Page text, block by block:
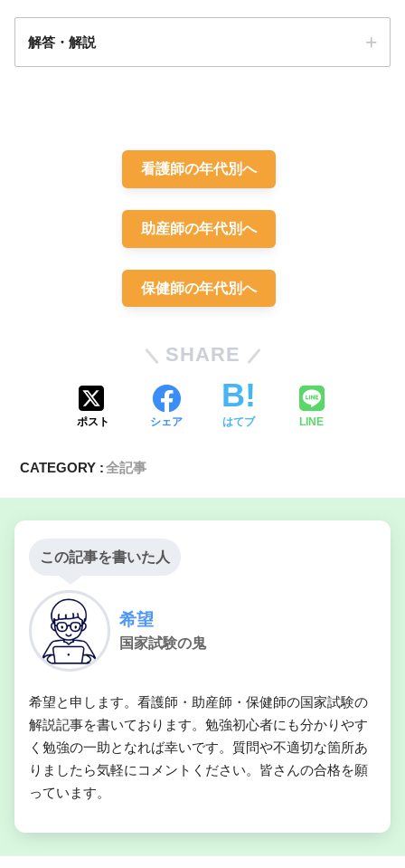
解答・解説
看護師の年代別へ
助産師の年代別へ
保健師の年代別へ
SHARE
ポスト シェア はてブ LINE
CATEGORY :全記事
この記事を書いた人
希望
国家試験の鬼
希望と申します。看護師・助産師・保健師の国家試験の
解説記事を書いております。勉強初心者にも分かりやす
く勉強の一助となれば幸いです。質問や不適切な箇所あ
りましたら気軽にコメントください。皆さんの合格を願
っています。